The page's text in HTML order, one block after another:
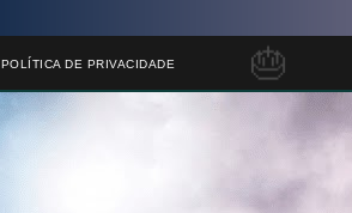
POLÍTICA DE PRIVACIDADE